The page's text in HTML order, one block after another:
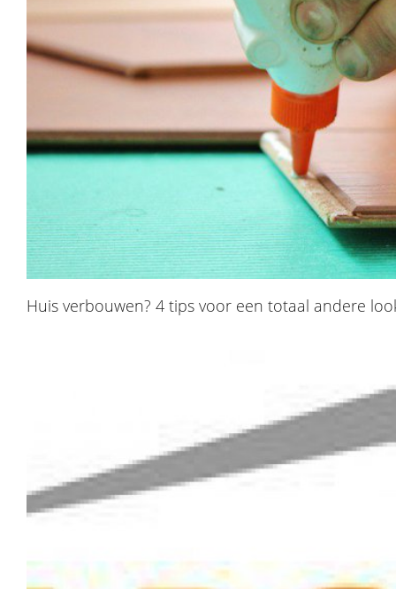
​Huis verbouwen? 4 tips voor een totaal andere